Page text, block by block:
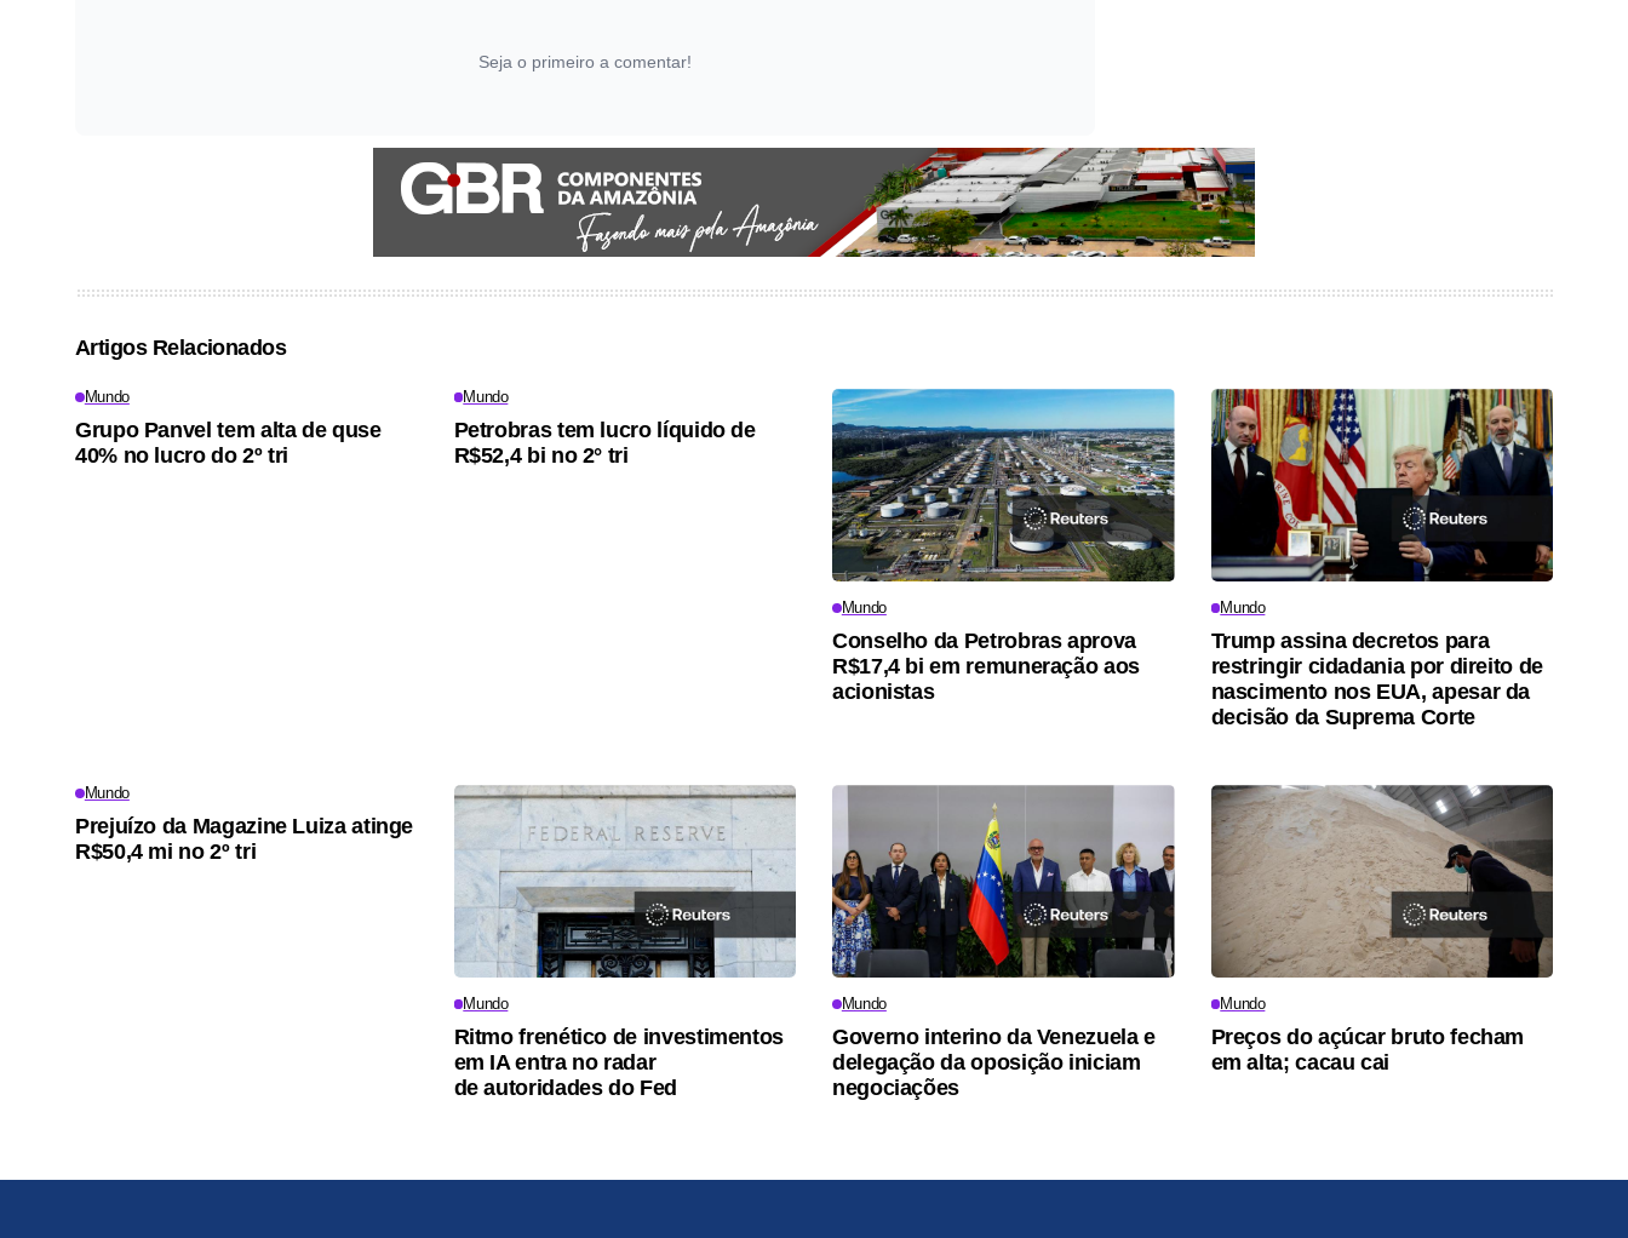
Seja o primeiro a comentar!
Artigos Relacionados
Mundo
Grupo Panvel tem alta de quse
40% no lucro do 2º tri
Mundo
Petrobras tem lucro líquido de
R$52,4 bi no 2° tri
Mundo
Conselho da Petrobras aprova
R$17,4 bi em remuneração aos
acionistas
Mundo
Trump assina decretos para
restringir cidadania por direito de
nascimento nos EUA, apesar da
decisão da Suprema Corte
Mundo
Prejuízo da Magazine Luiza atinge
R$50,4 mi no 2º tri
Mundo
Ritmo frenético de investimentos
em IA entra no radar
de autoridades do Fed
Mundo
Governo interino da Venezuela e
delegação da oposição iniciam
negociações
Mundo
Preços do açúcar bruto fecham
em alta; cacau cai